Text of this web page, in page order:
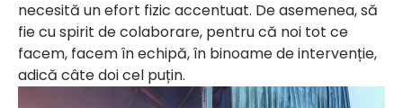
necesită un efort fizic accentuat. De asemenea, să
fie cu spirit de colaborare, pentru că noi tot ce
facem, facem în echipă, în binoame de intervenție,
adică câte doi cel puțin.